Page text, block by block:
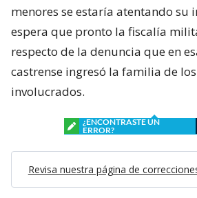
menores se estaría atentando su
espera que pronto la fiscalía
respecto de la denuncia que en
castrense ingresó la familia de
involucrados.
¿ENCONTRASTE UN
ERROR?
Revisa nuestra página de